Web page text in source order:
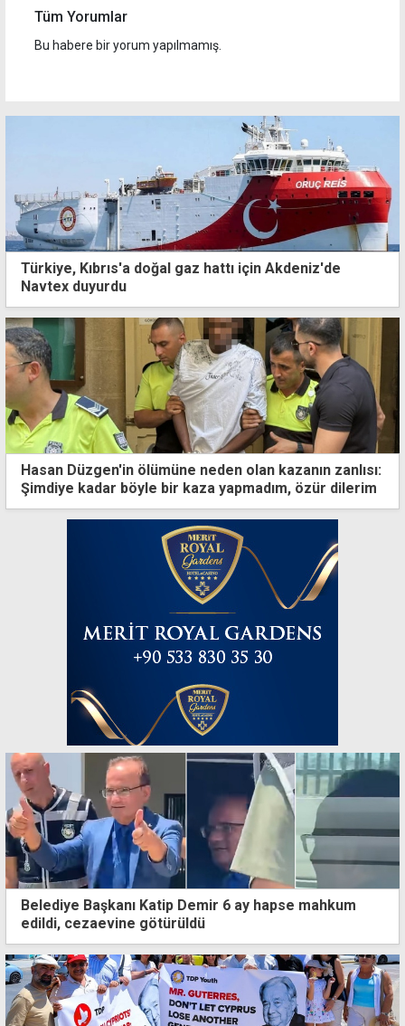
Tüm Yorumlar
Bu habere bir yorum yapılmamış.
Türkiye, Kıbrıs'a doğal gaz hattı için Akdeniz'de
Navtex duyurdu
Hasan Düzgen'in ölümüne neden olan kazanın zanlısı:
Şimdiye kadar böyle bir kaza yapmadım, özür dilerim
Belediye Başkanı Katip Demir 6 ay hapse mahkum
edildi, cezaevine götürüldü